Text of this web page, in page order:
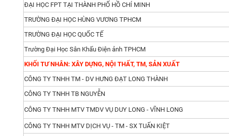
ĐẠI HỌC FPT TẠI THÀNH PHỐ HỒ CHÍ MINH
TRƯỜNG ĐẠI HỌC HÙNG VƯƠNG TPHCM
TRƯỜNG ĐẠI HỌC QUỐC TẾ
Trường Đại Học Sân Khấu Điện ảnh TPHCM
KHỐI TƯ NHÂN: XÂY DỰNG, NỘI THẤT, TM, SẢN XUẤT
CÔNG TY TNHH TM - DV HƯNG ĐẠT LONG THÀNH
CÔNG TY TNHH TB NGUYỄN
CÔNG TY TNHH MTV TMDV VỤ DUY LONG - VĨNH LONG
CÔNG TY TNHH MTV DỊCH VỤ - TM - SX TUẤN KIỆT